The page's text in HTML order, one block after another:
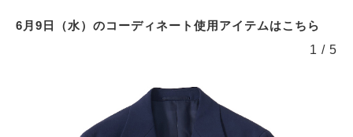
6月9日（水）のコーディネート使用アイテムはこちら
1 / 5